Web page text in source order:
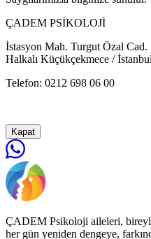
ÇADEM PSİKOLOJİ
İstasyon Mah. Turgut Özal Cad.
Halkalı Küçükçekmece / İstanbul
Telefon: 0212 698 06 00
Kapat
ÇADEM Psikoloji aileleri,
her gün yeniden dengeye,